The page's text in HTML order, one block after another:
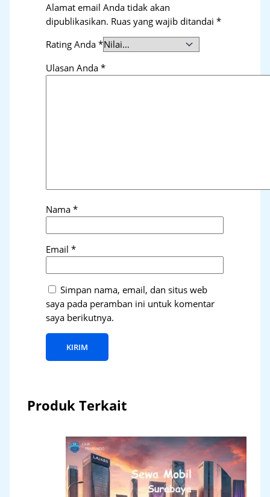
Alamat email Anda tidak akan
dipublikasikan. Ruas yang wajib ditandai*
Rating Anda*
Ulasan Anda*
Nama*
Email*
Simpan nama, email, dan situs web
saya pada peramban ini untuk komentar
saya berikutnya.
Produk Terkait